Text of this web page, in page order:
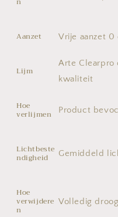
Aanzet Vrije aanzet 0
Lijm
Arte Clearpro
kwaliteit
Hoe
verlijmen Product
Lichtbeste
ndigheid Gemiddeld
Hoe
verwijdere
n
Volledig